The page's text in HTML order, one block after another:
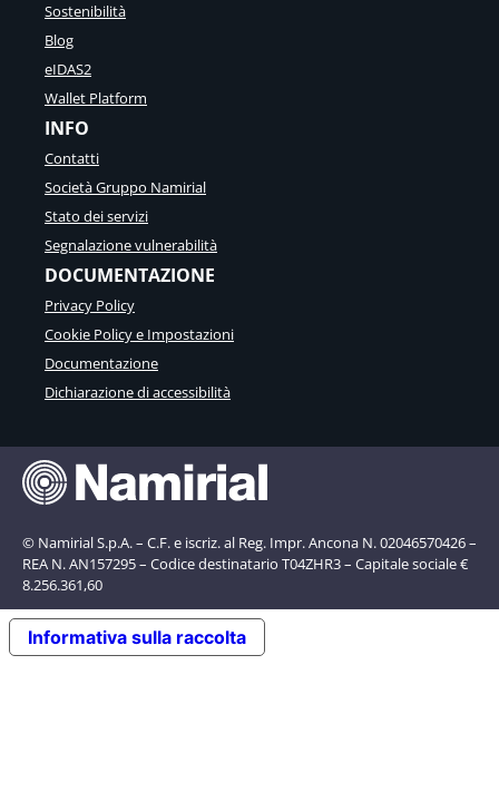
Sostenibilità
Blog
eIDAS2
Wallet Platform
INFO
Contatti
Società Gruppo Namirial
Stato dei servizi
Segnalazione vulnerabilità
DOCUMENTAZIONE
Privacy Policy
Cookie Policy e Impostazioni
Documentazione
Dichiarazione di accessibilità
© Namirial S.p.A. – C.F. e iscriz. al Reg. Impr. Ancona N. 02046570426 –
REA N. AN157295 – Codice destinatario T04ZHR3 – Capitale sociale €
8.256.361,60
Informativa sulla raccolta